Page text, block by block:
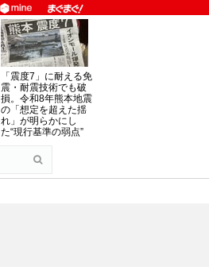
「震度7」に耐える免
震・耐震技術でも破
損。令和8年熊本地震
の「想定を超えた揺
れ」が明らかにし
た“現行基準の弱点”